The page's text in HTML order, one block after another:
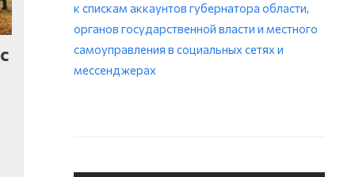
к спискам аккаунтов губернатора области,
органов государственной власти и местного
самоуправления в социальных сетях и
мессенджерах